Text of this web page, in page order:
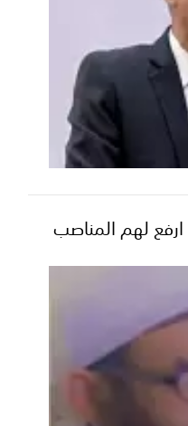
عدن تحتضن انطلاق مرحلة الـ16 من مسابقة
أولى الحلقات
لهم المناصب